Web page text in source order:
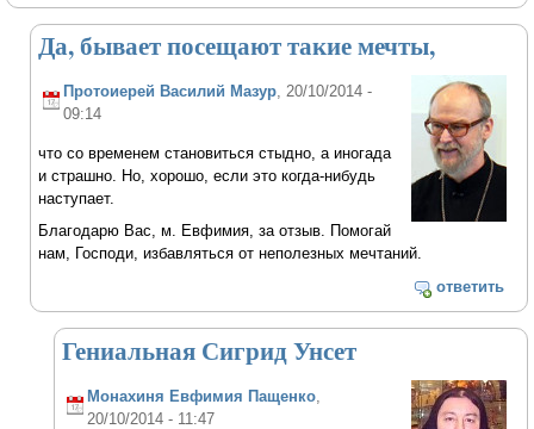
Да, бывает посещают такие мечты,
Протоиерей Василий Мазур, 20/10/2014 -
09:14
что со временем становиться стыдно, а иногада
и страшно. Но, хорошо, если это когда-нибудь
наступает.
Благодарю Вас, м. Евфимия, за отзыв. Помогай
нам, Господи, избавляться от неполезных мечтаний.
ответить
Гениальная Сигрид Унсет
Монахиня Евфимия Пащенко
20/10/2014 - 11:47